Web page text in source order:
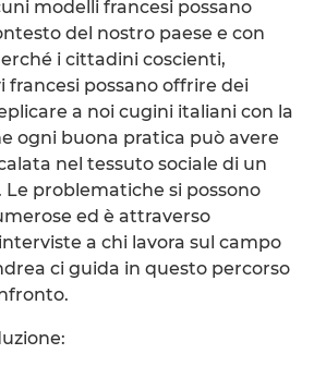
modelli francesi possano
del nostro paese e con
i cittadini coscienti,
francesi possano offrire dei
a noi cugini italiani con la
ogni buona pratica può avere
nel tessuto sociale di un
problematiche si possono
ed è attraverso
a chi lavora sul campo
ci guida in questo percorso